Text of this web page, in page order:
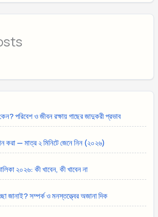
পরিবেশ ও জীবন রক্ষায় গাছের জাদুকরী প্রভাব
করা — মাত্র ২ মিনিটে জেনে নিন (২০২৬)
২০২৬: কী খাবেন, কী খাবেন না
জানাই? সম্পর্ক ও মনস্তত্ত্বের অজানা দিক